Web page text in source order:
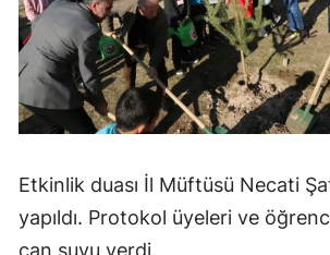
Etkinlik duası İl Müftüsü Necati
yapıldı. Protokol üyeleri ve
can suyu verdi.